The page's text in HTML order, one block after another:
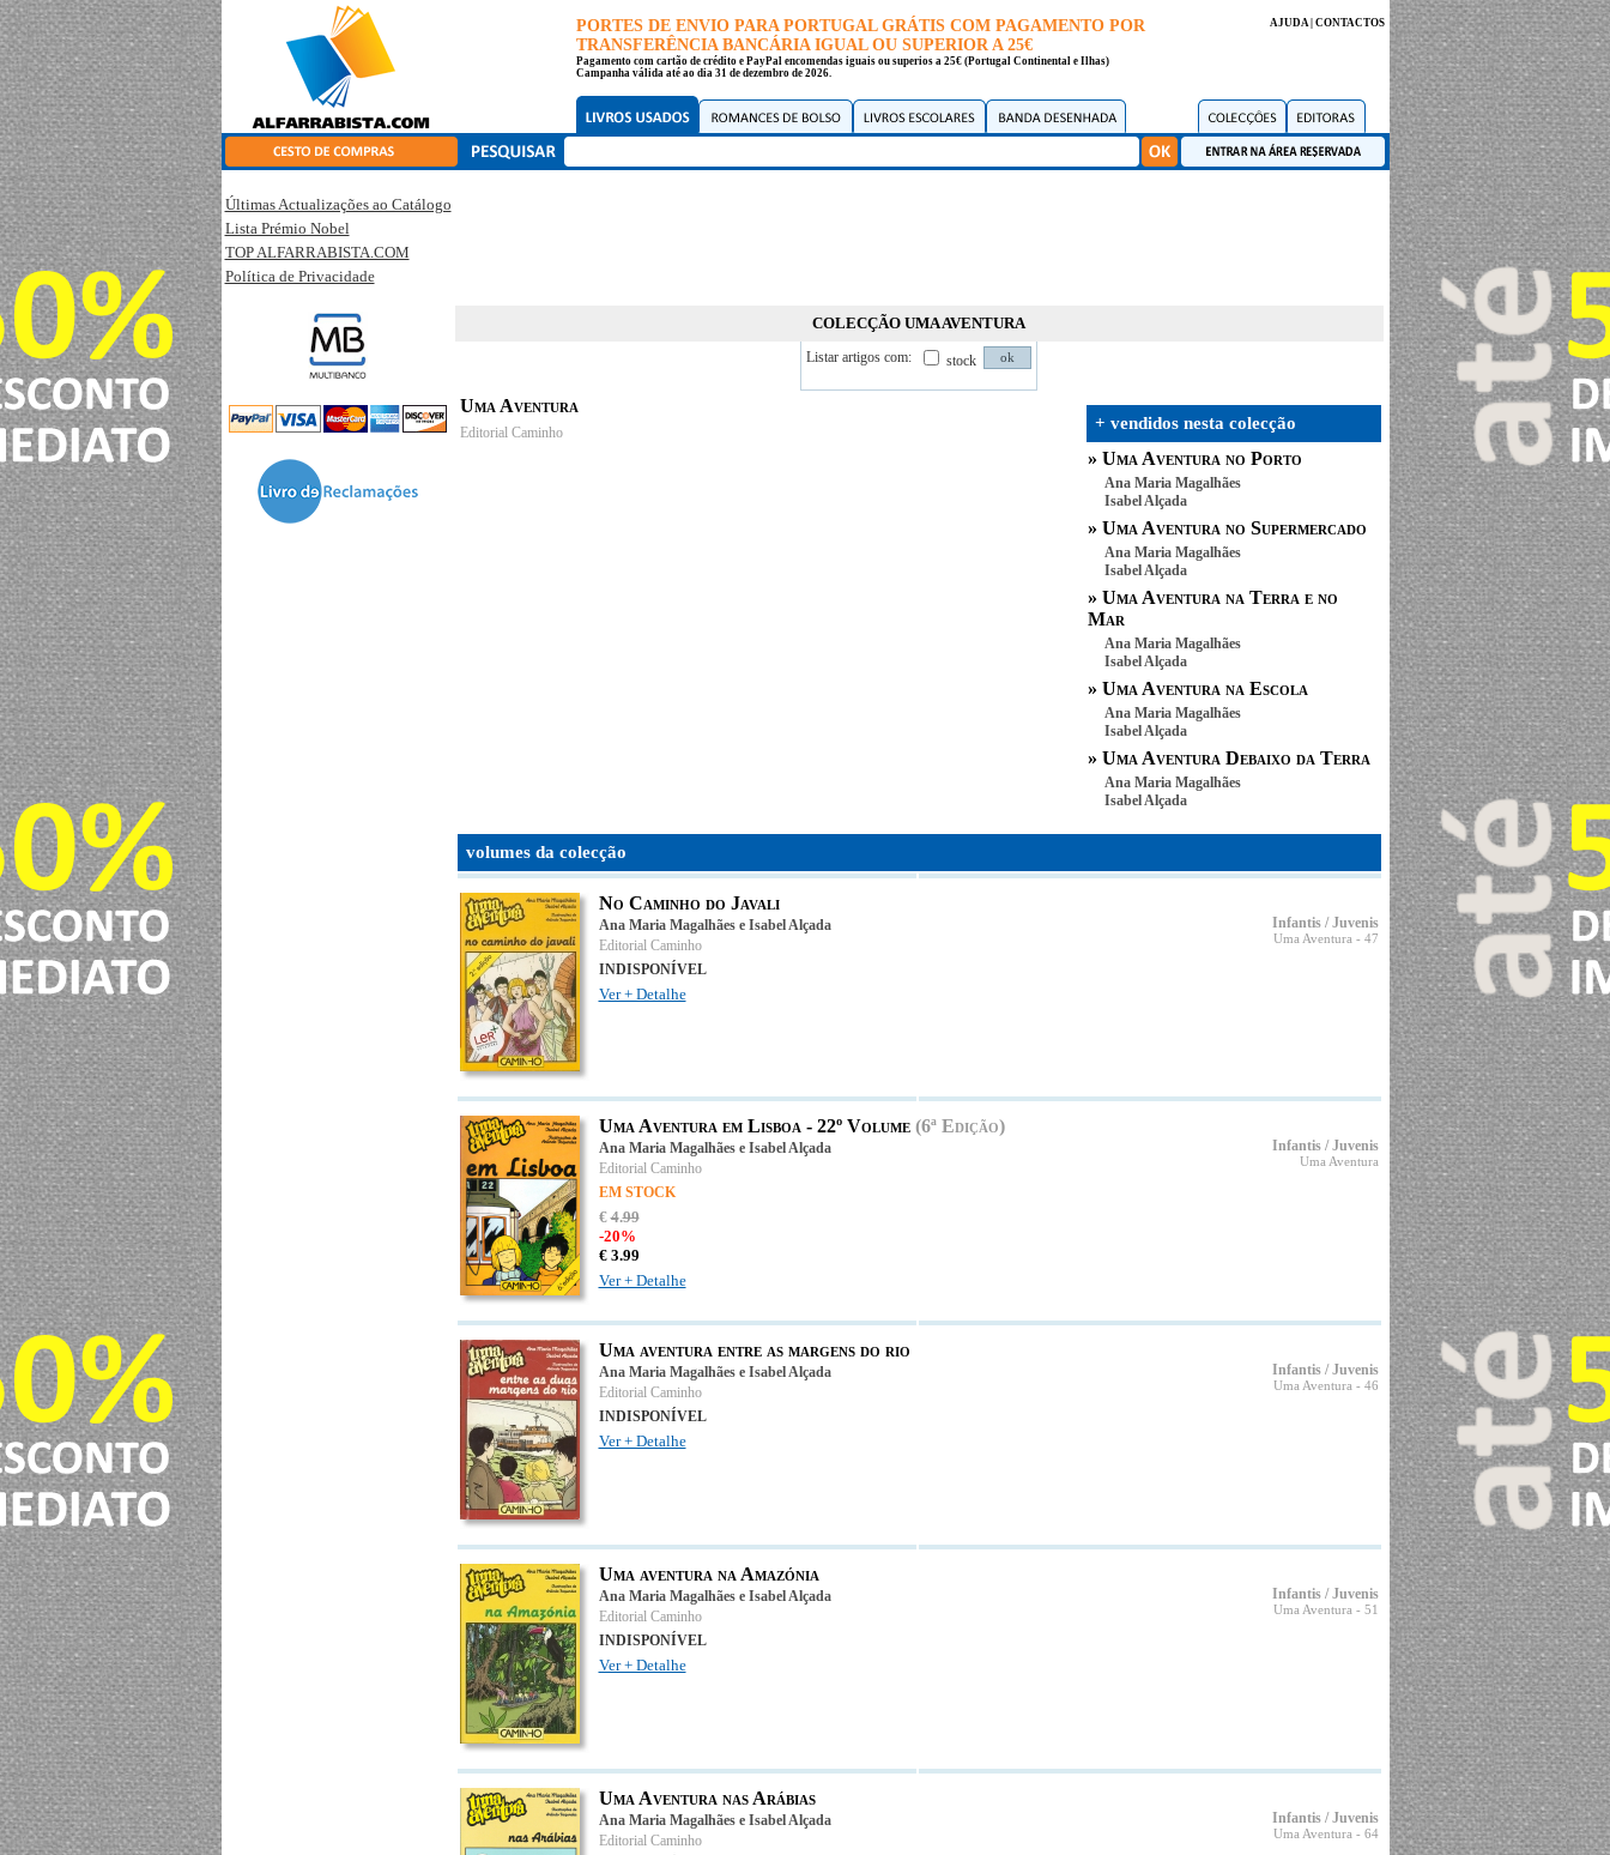
PORTES DE ENVIO PARA PORTUGAL GRÁTIS COM PAGAMENTO POR
TRANSFERÊNCIA BANCÁRIA IGUAL OU SUPERIOR A 25€
Pagamento com cartão de crédito e PayPal encomendas iguais ou superios a 25€ (Portugal Continental e Ilhas)
Campanha válida até ao dia 31 de dezembro de 2026.
AJUDA| CONTACTOS
Últimas Actualizações ao Catálogo
Lista Prémio Nobel
TOP ALFARRABISTA.COM
Política de Privacidade
COLECÇÃO UMA AVENTURA
Listar artigos com: stock
Uma Aventura
Editorial Caminho + vendidos nesta colecção
» Uma Aventura no Porto
Ana Maria Magalhães
Isabel Alçada
» Uma Aventura no Supermercado
Ana Maria Magalhães
Isabel Alçada
» Uma Aventura na Terra e no
Mar
Ana Maria Magalhães
Isabel Alçada
» Uma Aventura na Escola
Ana Maria Magalhães
Isabel Alçada
» Uma Aventura Debaixo da Terra
Ana Maria Magalhães
Isabel Alçada
volumes da colecção
No Caminho do Javali
Ana Maria Magalhães e Isabel Alçada
Editorial Caminho
INDISPONÍVEL
Ver + Detalhe
Infantis / Juvenis
Uma Aventura - 47
Uma Aventura em Lisboa - 22º Volume (6ª Edição)
Ana Maria Magalhães e Isabel Alçada
Editorial Caminho
EM STOCK
€4.99
-20%
€ 3.99
Ver + Detalhe
Infantis / Juvenis
Uma Aventura
Uma aventura entre as margens do rio
Ana Maria Magalhães e Isabel Alçada
Editorial Caminho
INDISPONÍVEL
Ver + Detalhe
Infantis / Juvenis
Uma Aventura - 46
Uma aventura na Amazónia
Ana Maria Magalhães e Isabel Alçada
Editorial Caminho
INDISPONÍVEL
Ver + Detalhe
Infantis / Juvenis
Uma Aventura - 51
Uma Aventura nas Arábias
Ana Maria Magalhães e Isabel Alçada
Editorial Caminho
Infantis / Juvenis
Uma Aventura - 64